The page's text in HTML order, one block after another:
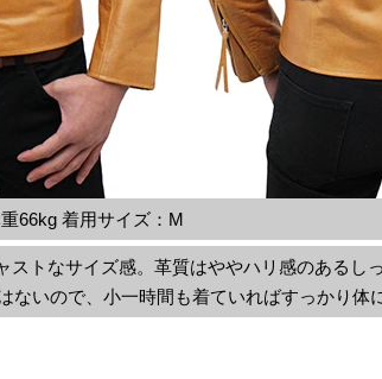
66kg 着用サイズ：M
ストなサイズ感。革質はややハリ感のあるし
ないので、小一時間も着ていればすっかり体